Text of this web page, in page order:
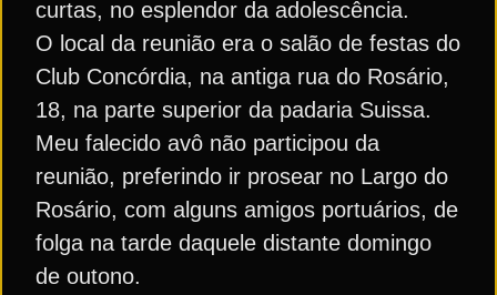
curtas, no esplendor da adolescência.
O local da reunião era o salão de festas do
Club Concórdia, na antiga rua do Rosário,
18, na parte superior da padaria Suissa.
Meu falecido avô não participou da
reunião, preferindo ir prosear no Largo do
Rosário, com alguns amigos portuários, de
folga na tarde daquele distante domingo
de outono.